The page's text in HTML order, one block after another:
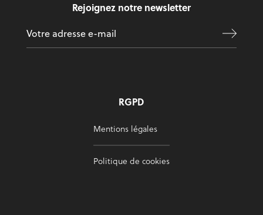
Rejoignez notre newsletter
RGPD
Mentions légales
Politique de cookies